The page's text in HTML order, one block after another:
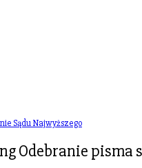
Sądu Najwyższego